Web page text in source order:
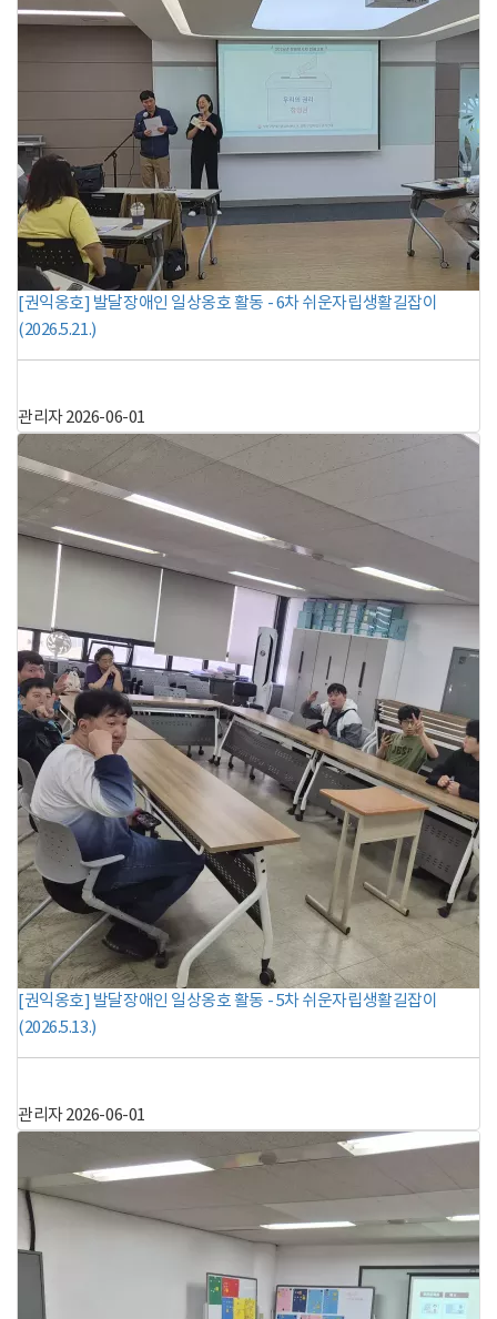
[권익옹호] 발달장애인 일상옹호 활동 - 6차 쉬운자립생활길잡이
(2026.5.21.)
관리자2026-06-01
[권익옹호] 발달장애인 일상옹호 활동 - 5차 쉬운자립생활길잡이
(2026.5.13.)
관리자2026-06-01